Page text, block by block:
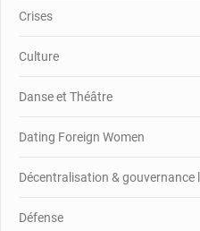
Crises
Culture
Danse et Théâtre
Dating Foreign Women
Décentralisation & gouvernance
Défense